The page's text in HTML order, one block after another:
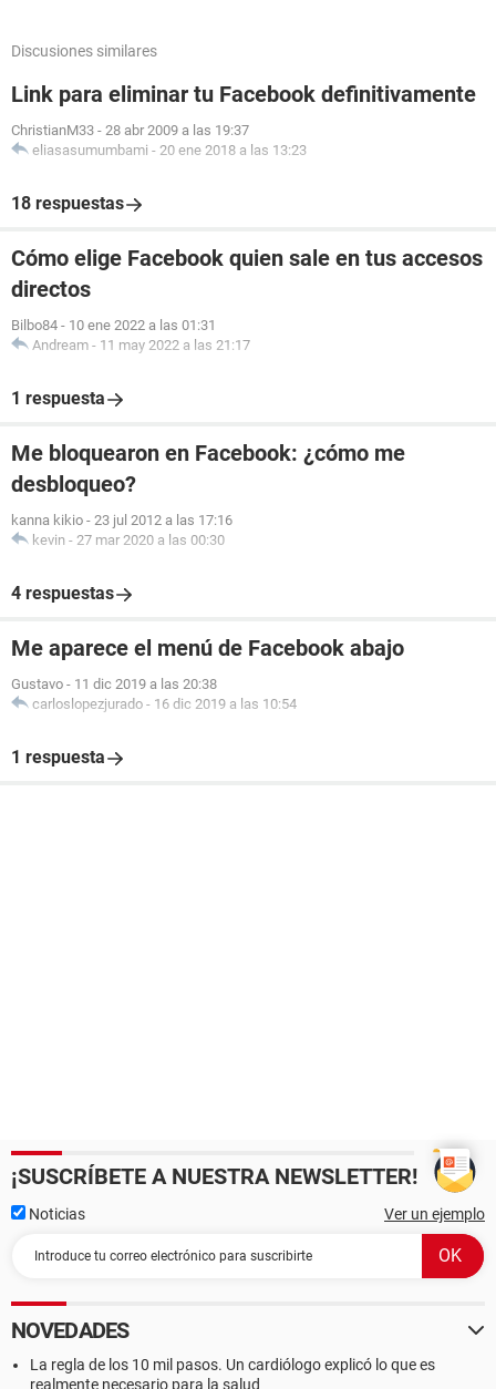
Discusiones similares
Link para eliminar tu Facebook definitivamente
ChristianM33 - 28 abr 2009 a las 19:37
eliasasumumbami - 20 ene 2018 a las 13:23
18 respuestas
Cómo elige Facebook quien sale en tus accesos
directos
Bilbo84 - 10 ene 2022 a las 01:31
Andream - 11 may 2022 a las 21:17
1 respuesta
Me bloquearon en Facebook: ¿cómo me
desbloqueo?
kanna kikio - 23 jul 2012 a las 17:16
kevin - 27 mar 2020 a las 00:30
4 respuestas
Me aparece el menú de Facebook abajo
Gustavo - 11 dic 2019 a las 20:38
carloslopezjurado - 16 dic 2019 a las 10:54
1 respuesta
¡SUSCRÍBETE A NUESTRA NEWSLETTER!
Noticias Ver un ejemplo
NOVEDADES
La regla de los 10 mil pasos. Un cardiólogo explicó lo que es
realmente necesario para la salud